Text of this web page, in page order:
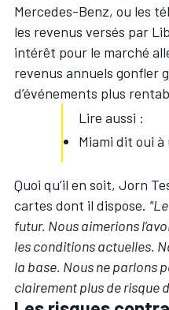
Mercedes-Benz, ou les
les revenus versés par
intérêt pour le marché
revenus annuels gonfler
d’événements plus
Lire aussi :
Miami dit oui
Quoi qu’il en soit, Jorn
cartes dont il dispose.
futur. Nous aimerions
les conditions actuelles.
la base. Nous ne parlons
clairement plus de risque